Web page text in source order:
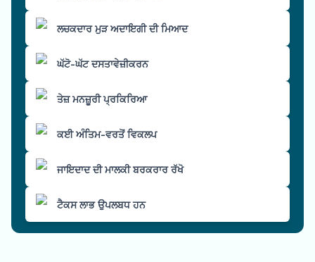
ਲਚਕਦਾਰ ਮੁੜ ਅਦਾਇਗੀ ਦੀ ਮਿਆਦ
ਘੱਟੋ-ਘੱਟ ਦਸਤਾਵੇਜ਼ੀਕਰਨ
ਤੇਜ਼ ਮਨਜ਼ੂਰੀ ਪ੍ਰਕਿਰਿਆ
ਕਈ ਅੰਤਿਮ-ਵਰਤੋਂ ਵਿਕਲਪ
ਜਾਇਦਾਦ ਦੀ ਮਾਲਕੀ ਬਰਕਰਾਰ ਰੱਖੋ
ਟੈਕਸ ਲਾਭ ਉਪਲਬਧ ਹਨ